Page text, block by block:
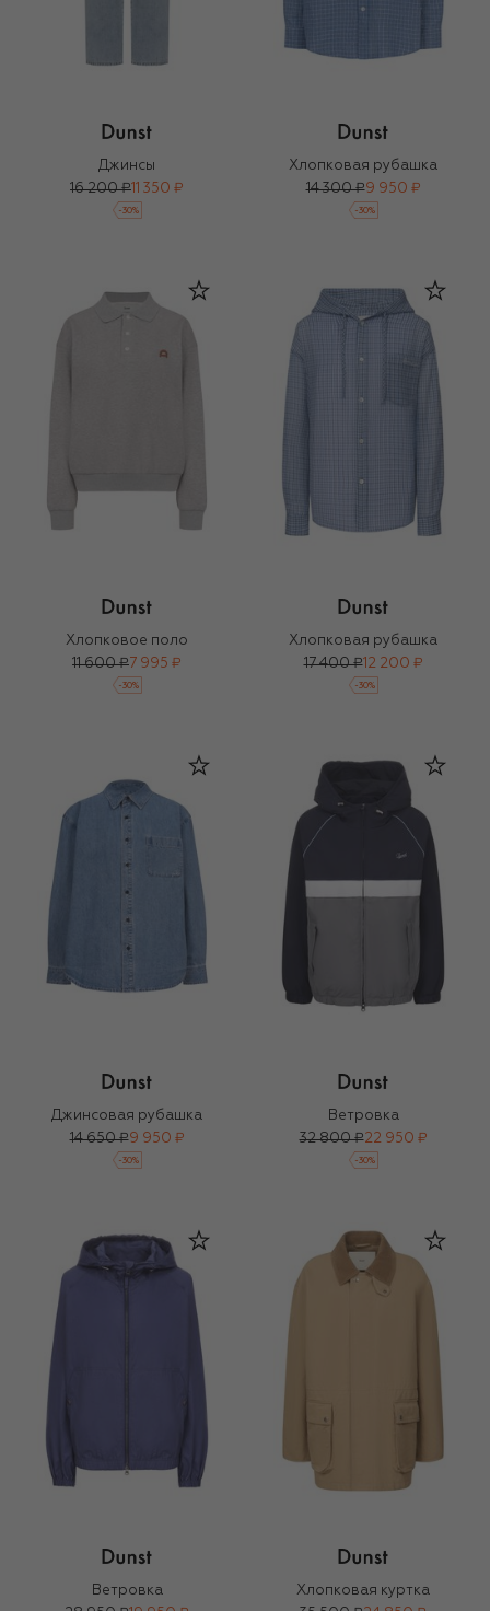
Джинсы
16 200 ₽ 11 350 ₽
-30%
Хлопковая рубашка
14 300 ₽9 950 ₽
-30%
Хлопковое поло
11 600 ₽7 995 ₽
-30%
Хлопковая рубашка
17 400 ₽12 200 ₽
-30%
Джинсовая рубашка
14 650 ₽9 950 ₽
-30%
Ветровка
32 800 ₽22 950 ₽
-30%
Ветровка
Хлопковая куртка